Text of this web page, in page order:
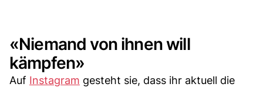
«Niemand von ihnen will
kämpfen»
Auf Instagram gesteht sie, dass ihr aktuell die